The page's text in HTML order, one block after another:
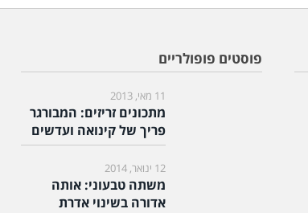
פוסטים פופולריים
11 מאי, 2013
מתכונים זריזים: המבורגר
פריך של קינואה ועדשים
12 ינואר, 2014
משתה טבעוני: אותה
אדורה בשינוי אדרת